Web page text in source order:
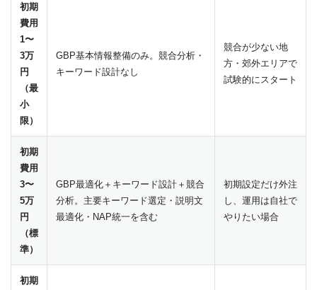
初期
費用
1〜
3万
円
（最
小
限）
GBP基本情報整備のみ。競合分析・
キーワード設計なし
競合が少ない地
方・郊外エリアで
試験的にスタート
初期
費用
3〜
5万
円
（標
準）
GBP最適化＋キーワード設計＋競合
分析。主要キーワード選定・説明文
最適化・NAP統一を含む
初期設定だけ外注
し、運用は自社で
やりたい場合
初期